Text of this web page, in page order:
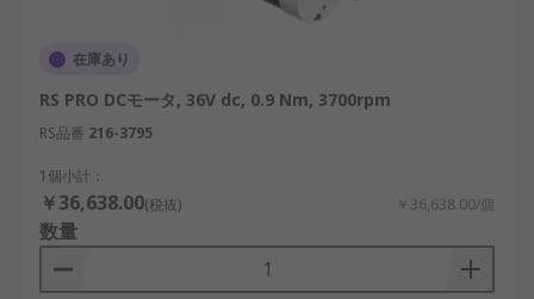
でき、複雑な回路設計を必要としません。
例：学術実験機器、DIYロボット。
低コスト：製造コストが比較的安価で、入手
装置。
多様な種類
ており、用途に応じた最適化が可能です。
例：産業用移動機器、ハイエンド医療機器。
在庫あり
RS PRO DCモータ, 36V dc, 0.9 Nm, 3700rpm
RS品番 216-3795
1個小計：
￥36,638.00(税抜) ￥36,638.00/個
数量